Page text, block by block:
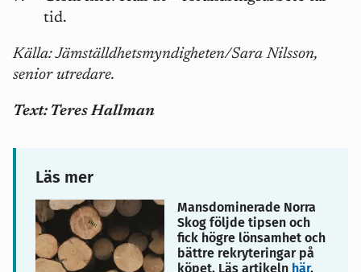
tid.
Källa: Jämställdhetsmyndigheten/Sara Nilsson,
senior utredare.
Text: Teres Hallman
Läs mer
Mansdominerade Norra
Skog följde tipsen och
fick högre lönsamhet och
bättre rekryteringar på
köpet. Läs artikeln här.